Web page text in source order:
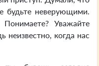
будьте неверующими.
Уважайте
неизвестно, когда нас